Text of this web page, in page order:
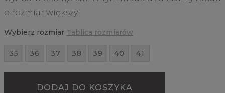
o rozmiar większy.
Wybierz rozmiar Tablica rozmiarów
35 36 37 38 39 40 41
DODAJ DO KOSZYKA